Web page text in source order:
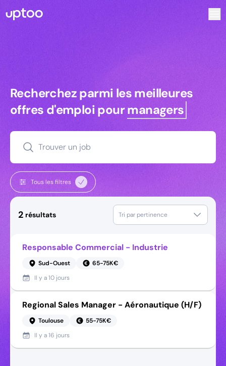
Recherchez parmi les meilleures
Recherchez parmi les meilleures
offres d'emploi pourmanagers
Trouver un job
Tous les filtres
2 résultats Tri par pertinence
Responsable Commercial - Industrie
Sud-Ouest
65-75K€
Il y a10 jours
Regional Sales Manager - Aéronautique (H/F)
Toulouse
55-75K€
Il y a16 jours